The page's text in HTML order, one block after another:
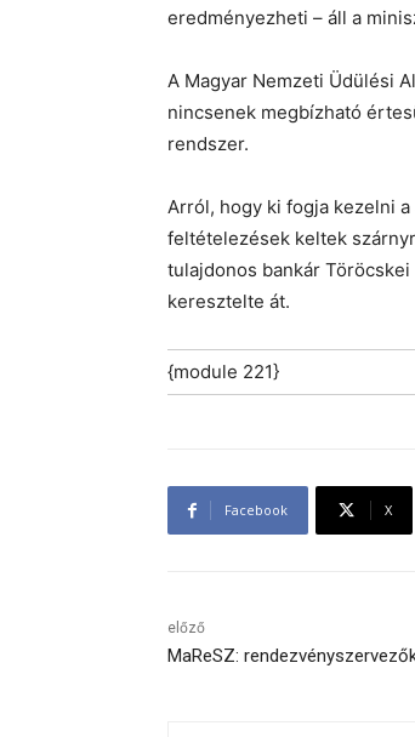
eredményezheti – áll a
A Magyar Nemzeti Üdülési
nincsenek megbízható
rendszer.
Arról, hogy ki fogja kezelni
feltételezések keltek
tulajdonos bankár
keresztelte át.
{module 221}
Facebook X
előző
MaReSZ: